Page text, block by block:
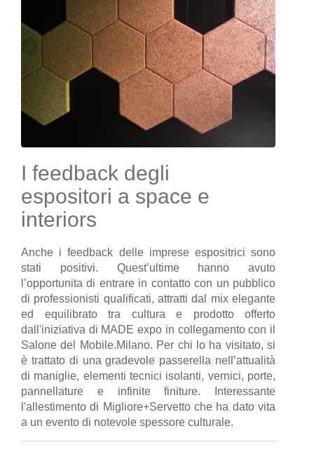
I feedback degli
espositori a space e
interiors
Anche i feedback delle imprese espositrici sono
stati positivi. Quest’ultime hanno avuto
l’opportunita di entrare in contatto con un pubblico
di professionisti qualificati, attratti dal mix elegante
ed equilibrato tra cultura e prodotto offerto
dall'iniziativa di MADE expo in collegamento con il
Salone del Mobile.Milano. Per chi lo ha visitato, si
è trattato di una gradevole passerella nell’attualità
di maniglie, elementi tecnici isolanti, vernici, porte,
pannellature e infinite finiture. Interessante
l'allestimento di Migliore+Servetto che ha dato vita
a un evento di notevole spessore culturale.